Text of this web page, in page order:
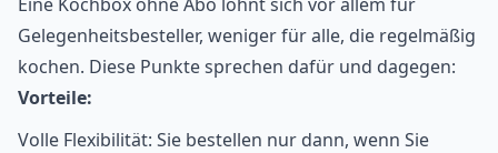
Gelegenheitsbesteller, weniger für alle, die regelmäßig
kochen. Diese Punkte sprechen dafür und dagegen:
Vorteile:
Volle Flexibilität: Sie bestellen nur dann, wenn Sie